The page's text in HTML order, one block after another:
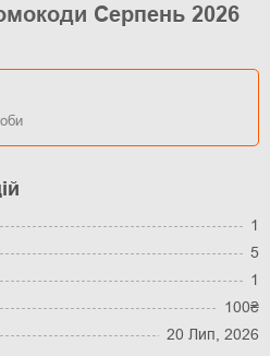
Серпень 2026
1
5
1
100₴
20 Лип, 2026